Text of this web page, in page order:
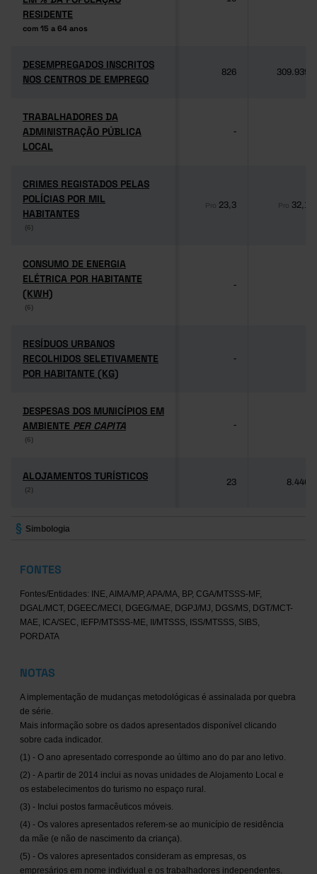
RESIDENTE
com 15 a 64 anos
RESIDENTE
com 15 a 64 anos
DESEMPREGADOS INSCRITOS
NOS CENTROS DE EMPREGO
DESEMPREGADOS INSCRITOS
NOS CENTROS DE EMPREGO
826 309.939
TRABALHADORES DA
ADMINISTRAÇÃO PÚBLICA
LOCAL
TRABALHADORES DA
ADMINISTRAÇÃO PÚBLICA
LOCAL
-
CRIMES REGISTADOS PELAS
POLÍCIAS POR MIL
HABITANTES
(6)
CRIMES REGISTADOS PELAS
POLÍCIAS POR MIL
HABITANTES
(6)
Pro 23,3 Pro 32,1
CONSUMO DE ENERGIA
ELÉTRICA POR HABITANTE
(KWH)
(6)
CONSUMO DE ENERGIA
ELÉTRICA POR HABITANTE
(KWH)
(6)
-
RESÍDUOS URBANOS
RECOLHIDOS SELETIVAMENTE
POR HABITANTE (KG)
RESÍDUOS URBANOS
RECOLHIDOS SELETIVAMENTE
POR HABITANTE (KG)
-
DESPESAS DOS MUNICÍPIOS EM
AMBIENTE PER CAPITA
(6)
DESPESAS DOS MUNICÍPIOS EM
AMBIENTE PER CAPITA
(6)
-
ALOJAMENTOS TURÍSTICOS
(2)
ALOJAMENTOS TURÍSTICOS
(2)
23 8.446
Simbologia
FONTES
Fontes/Entidades: INE, AIMA/MP, APA/MA, BP, CGA/MTSSS-MF,
DGAL/MCT, DGEEC/MECI, DGEG/MAE, DGPJ/MJ, DGS/MS, DGT/MCT-
MAE, ICA/SEC, IEFP/MTSSS-ME, II/MTSSS, ISS/MTSSS, SIBS,
PORDATA
NOTAS
A implementação de mudanças metodológicas é assinalada por quebra
de série.
Mais informação sobre os dados apresentados disponível clicando
sobre cada indicador.
(1) - O ano apresentado corresponde ao último ano do par ano letivo.
(2) - A partir de 2014 inclui as novas unidades de Alojamento Local e
os estabelecimentos do turismo no espaço rural.
(3) - Inclui postos farmacêuticos móveis.
(4) - Os valores apresentados referem-se ao município de residência
da mãe (e não de nascimento da criança).
(5) - Os valores apresentados consideram as empresas, os
empresários em nome individual e os trabalhadores independentes.